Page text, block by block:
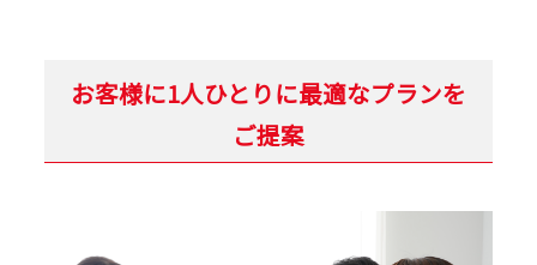
お客様に1人ひとりに最適なプランを
ご提案